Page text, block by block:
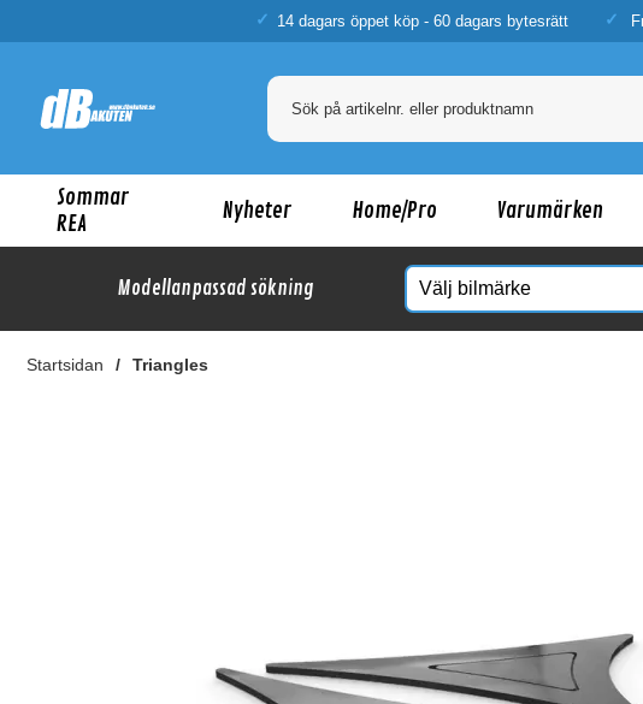
14 dagars öppet köp - 60 dagars bytesrätt
Sommar
REA
Nyheter Home/Pro Varumärken
Modellanpassad sökning
Startsidan Triangles
Kanske